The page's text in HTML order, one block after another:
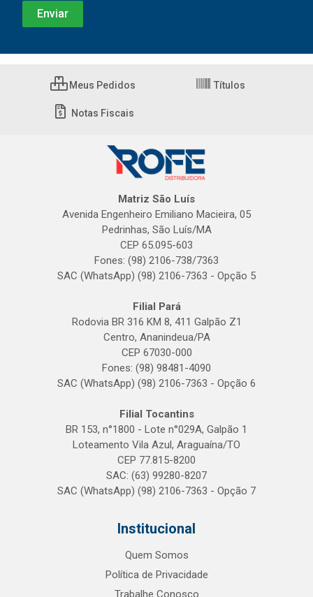
Meus Pedidos Títulos
Notas Fiscais
Matriz São Luís
Avenida Engenheiro Emiliano Macieira, 05
Pedrinhas, São Luís/MA
CEP 65.095-603
Fones: (98) 2106-738/7363
SAC (WhatsApp) (98) 2106-7363 - Opção 5
Filial Pará
Rodovia BR 316 KM 8, 411 Galpão Z1
Centro, Ananindeua/PA
CEP 67030-000
Fones: (98) 98481-4090
SAC (WhatsApp) (98) 2106-7363 - Opção 6
Filial Tocantins
BR 153, n°1800 - Lote n°029A, Galpão 1
Loteamento Vila Azul, Araguaína/TO
CEP 77.815-8200
SAC: (63) 99280-8207
SAC (WhatsApp) (98) 2106-7363 - Opção 7
Institucional
Quem Somos
Política de Privacidade
Trabalhe Conosco